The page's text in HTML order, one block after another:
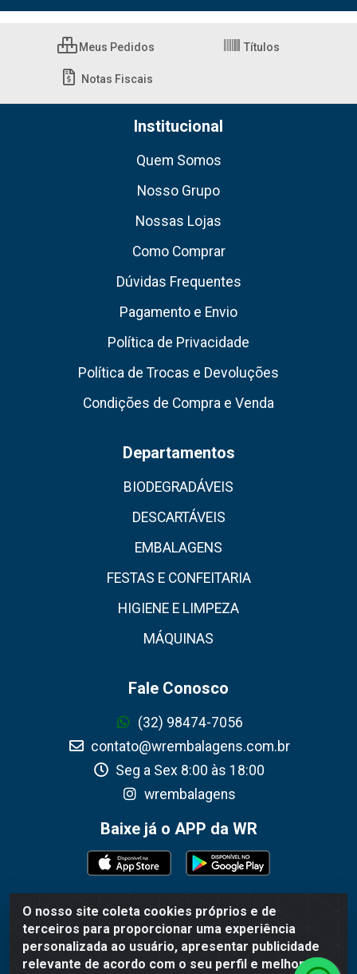
O nosso site coleta cookies próprios e de
terceiros para proporcionar uma experiência
personalizada ao usuário, apresentar publicidade
relevante de acordo com o seu perfil e melhorar a
Meus Pedidos Títulos
Notas Fiscais
Institucional
Quem Somos
Nosso Grupo
Nossas Lojas
Como Comprar
Dúvidas Frequentes
Pagamento e Envio
Política de Privacidade
Política de Trocas e Devoluções
Condições de Compra e Venda
Departamentos
BIODEGRADÁVEIS
DESCARTÁVEIS
EMBALAGENS
FESTAS E CONFEITARIA
HIGIENE E LIMPEZA
MÁQUINAS
Fale Conosco
(32) 98474-7056
contato@wrembalagens.com.br
Seg a Sex 8:00 às 18:00
wrembalagens
Baixe já o APP da WR
WR Embalagens - R. Cel. Teodoro Gomes de Araújo,
1360 - Grogotó - Barbacena / MG - CEP 36202-628 -
CNPJ 02.692.206/0001-55